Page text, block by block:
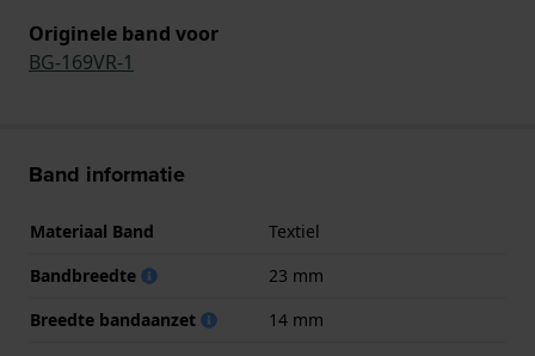
Originele band voor
BG-169VR-1
Band informatie
Materiaal Band
Textiel
Bandbreedte
23 mm
Breedte bandaanzet
14 mm